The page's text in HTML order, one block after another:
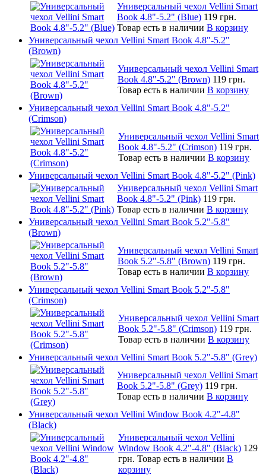
Универсальный чехол Vellini Smart
Book 4.8"-5.2" (Blue) 119 грн.
Товар есть в наличии В корзину
Универсальный чехол Vellini Smart Book 4.8"-5.2"
(Brown)
Универсальный чехол Vellini Smart
Book 4.8"-5.2" (Brown) 119 грн.
Товар есть в наличии В корзину
Универсальный чехол Vellini Smart Book 4.8"-5.2"
(Crimson)
Универсальный чехол Vellini Smart
Book 4.8"-5.2" (Crimson) 119 грн.
Товар есть в наличии В корзину
Универсальный чехол Vellini Smart Book 4.8"-5.2" (Pink)
Универсальный чехол Vellini Smart
Book 4.8"-5.2" (Pink) 119 грн.
Товар есть в наличии В корзину
Универсальный чехол Vellini Smart Book 5.2"-5.8"
(Brown)
Универсальный чехол Vellini Smart
Book 5.2"-5.8" (Brown) 119 грн.
Товар есть в наличии В корзину
Универсальный чехол Vellini Smart Book 5.2"-5.8"
(Crimson)
Универсальный чехол Vellini Smart
Book 5.2"-5.8" (Crimson) 119 грн.
Товар есть в наличии В корзину
Универсальный чехол Vellini Smart Book 5.2"-5.8" (Grey)
Универсальный чехол Vellini Smart
Book 5.2"-5.8" (Grey) 119 грн.
Товар есть в наличии В корзину
Универсальный чехол Vellini Window Book 4.2"-4.8"
(Black)
Универсальный чехол Vellini
Window Book 4.2"-4.8" (Black) 129
грн. Товар есть в наличии В
корзину